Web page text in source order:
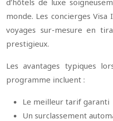
d’hôtels de luxe
monde. Les concierges
voyages sur-mesure en
prestigieux.
Les avantages typiques
programme incluent :
Le meilleur tarif garanti
Un surclassement